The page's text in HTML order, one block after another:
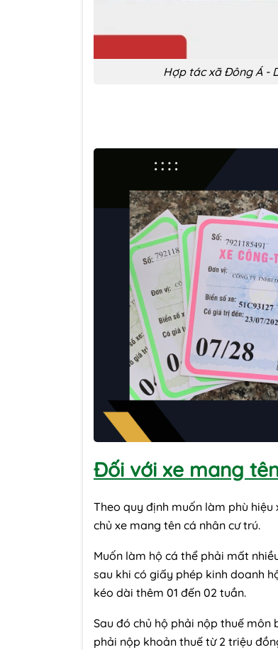
Hợp tác xã Đông Á -
Đối với xe mang
Theo quy định muốn làm phù hiệu
chủ xe mang tên cá nhân cư trú.
Muốn làm hộ cá thể phải mất
sau khi có giấy phép kinh doanh
kéo dài thêm 01 đến 02 tuần.
Sau đó chủ hộ phải nộp thuế môn
phải nộp khoản thuế từ 2 triệu